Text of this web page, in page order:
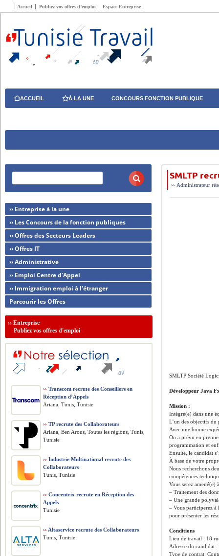
Accueil Publiez vos offres d’emploi Espace Entreprise
ACCUEIL À LA UNE CONCOURS FONCTION PUBLIQUE
SMLTP
›› Administrateur
SMLTP Société
Développeur Java
Mission :
Intégré(e) dans une
L’un des objectifs du
Avec une bonne
On a prévu en
programmation et
Ensuite, le candidat
À base de votre
Nous recherchons
compétences
Vous serez
– Traitement des
– Une grande
– Vous participerez à
pour présenter les
Conditions
Lieu de travail : 18
Adresse du candidat
Type de contrat:
›› Entreprise à la une
›› Les Concours de la fonction publiques
›› Offres des Secteurs Leaders
›› Offres IT
›› Administrative
›› Emploi Centre d'Appel
›› Immigration emploi à l'étranger
Parcourir les Offres
››Entreprise
Publiez vos offres d'emploi
›› Transcom recrute des Conseillers en
Réception d’Appels
Ariana, Tunis, Tunisie
›› TP recrute des Collaborateurs
Ariana, Ben Arous, Toutes les régions, Tunis,
Tunisie
›› Industrie Multinational recrute des
Collaborateurs
Tunis, Tunisie
›› Concentrix recrute en Réception des
Appels
Tunisie
›› Altaservice recrute des Collaborateurs
Tunis, Tunisie